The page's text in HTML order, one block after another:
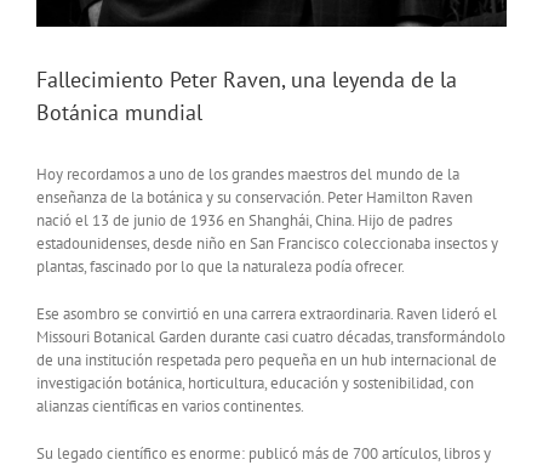
Fallecimiento Peter Raven, una leyenda de la
Botánica mundial
Hoy recordamos a uno de los grandes maestros del mundo de la
enseñanza de la botánica y su conservación. Peter Hamilton Raven
nació el 13 de junio de 1936 en Shanghái, China. Hijo de padres
estadounidenses, desde niño en San Francisco coleccionaba insectos y
plantas, fascinado por lo que la naturaleza podía ofrecer.
Ese asombro se convirtió en una carrera extraordinaria. Raven lideró el
Missouri Botanical Garden durante casi cuatro décadas, transformándolo
de una institución respetada pero pequeña en un hub internacional de
investigación botánica, horticultura, educación y sostenibilidad, con
alianzas científicas en varios continentes.
Su legado científico es enorme: publicó más de 700 artículos, libros y